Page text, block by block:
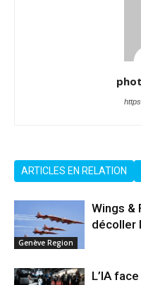
ARTICLES EN RELATION
Genève Region
Wings &
décoller
L’IA